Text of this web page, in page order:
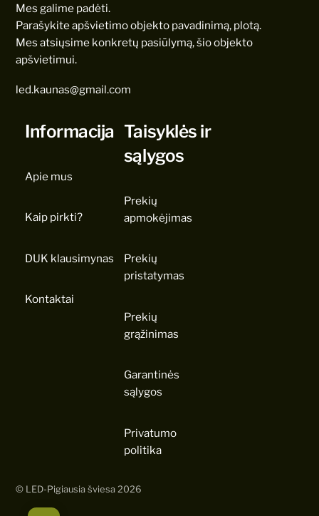
Mes galime padėti.
Parašykite apšvietimo objekto pavadinimą, plotą.
Mes atsiųsime konkretų pasiūlymą, šio objekto
apšvietimui.
led.kaunas@gmail.com
Informacija
Apie mus
Kaip pirkti?
DUK klausimynas
Kontaktai
Taisyklės ir
sąlygos
Prekių
apmokėjimas
Prekių
pristatymas
Prekių
grąžinimas
Garantinės
sąlygos
Privatumo
politika
© LED-Pigiausia šviesa 2026